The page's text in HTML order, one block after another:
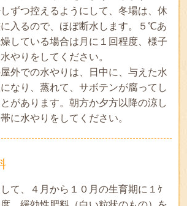
ずつ控えるようにして、冬場は、休
入るので、ほぼ断水します。５℃あ
している場合は月に１回程度、様子
やりをしてください。
外での水やりは、日中に、与えた水
なり、蒸れて、サボテンが腐ってし
があります。朝方か夕方以降の涼し
に水やりをしてください。
て、４月から１０月の生育期に１ｹ